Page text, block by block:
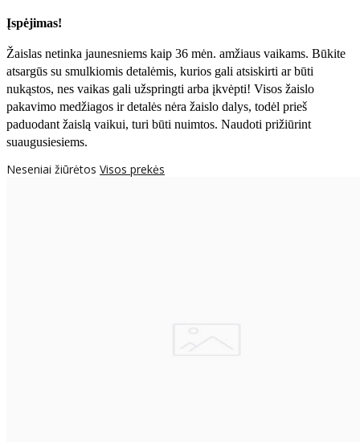
Įspėjimas!
Žaislas netinka jaunesniems kaip 36 mėn. amžiaus vaikams. Būkite
atsargūs su smulkiomis detalėmis, kurios gali atsiskirti ar būti
nukąstos, nes vaikas gali užspringti arba įkvėpti! Visos žaislо
pakavimo medžiagos ir detalės nėra žaislo dalys, todėl prieš
paduodant žaislą vaikui, turi būti nuimtos. Naudoti prižiūrint
suaugusiesiems.
Neseniai žiūrėtos Visos prekės